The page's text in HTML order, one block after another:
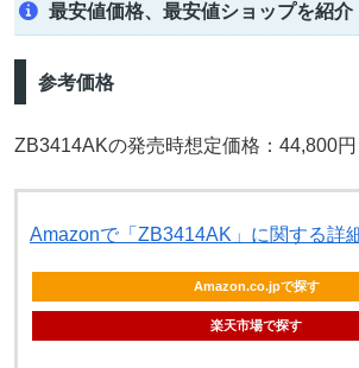
最安値価格、最安値ショップを紹介
参考価格
ZB3414AKの発売時想定価格：44,800円
Amazonで「ZB3414AK」に関する詳
Amazon.co.jpで探す
楽天市場で探す